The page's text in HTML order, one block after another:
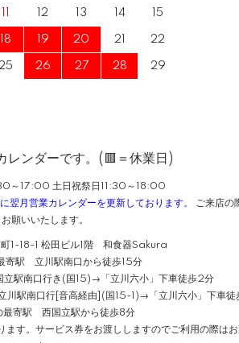
12 13 14 15
18 19 20 21 22
26 27 28 29
レンダーです。(🟥＝休業日)
～17:00 土日祝祭日11:30～18:00
翌月営業カレンダーを更新しております。
ご来店の
お願いいたします。
町1-18-1 松田ビル1階 和食器Sakura
寄駅 立川駅南口から徒歩15分
立駅南口行き(国15)→「立川六小」下車徒歩2分
駅南口行[音高経由](国15-1)→「立川六小」下車徒
最寄駅 西国立駅から徒歩8分
す。サービス券をお渡ししますのでご利用の際は